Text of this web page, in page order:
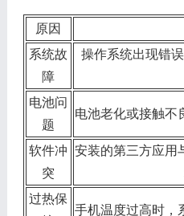
原因
系统故
障
操作系统出现错
电池问
题
电池老化或接触不
软件冲
突
安装的第三方应用
过热保
手机温度过高时，